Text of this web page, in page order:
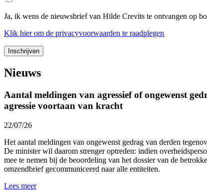
Ja, ik wens de nieuwsbrief van Hilde Crevits te ontvangen op
Klik hierom de privacyvoorwaarden te raadplegen
Nieuws
Aantal meldingen van agressief of ongewenst
agressie voortaan van kracht
22/07/26
Het aantal meldingen van ongewenst gedrag van derden
De minister wil daarom strenger optreden: indien
mee te nemen bij de beoordeling van het dossier van de
omzendbrief gecommuniceerd naar alle entiteiten.
Lees meer